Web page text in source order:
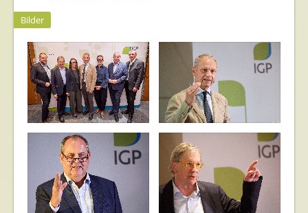
Bilder
IGP Dialog IGP Dialog